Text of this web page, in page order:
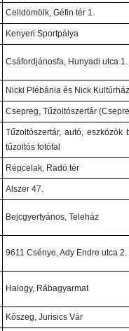
Celldömölk, Géfin tér 1.
Kenyeri Sportpálya
Csáfordjánosfa, Hunyadi utca
Nicki Plébánia és Nick
Csepreg, Tűzoltószertár
Tűzoltószertár, autó, eszközök
tűzoltós fotófal
Répcelak, Radó tér
Alszer 47.
Bejcgyertyános, Teleház
9611 Csénye, Ady Endre utca
Halogy, Rábagyarmat
Kőszeg, Jurisics Vár